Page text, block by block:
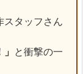
スタッフさん
と衝撃の一